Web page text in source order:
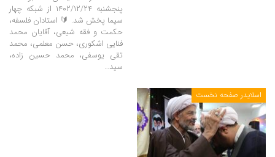
پنجشنبه ۱۴۰۲/۱۲/۲۴ از شبکه چهار
سیما پخش شد. 🔰 استادان فلسفه،
حکمت و فقه شیعی، آقایان محمد
فنایی اشکوری، حسن معلمی، محمد
تقی یوسفی، محمد حسین زاده،
سید…
اسلایدر صفحه نخست